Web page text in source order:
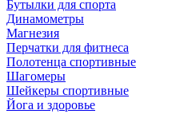
Бутылки для спорта
Динамометры
Магнезия
Перчатки для фитнеса
Полотенца спортивные
Шагомеры
Шейкеры спортивные
Йога и здоровье